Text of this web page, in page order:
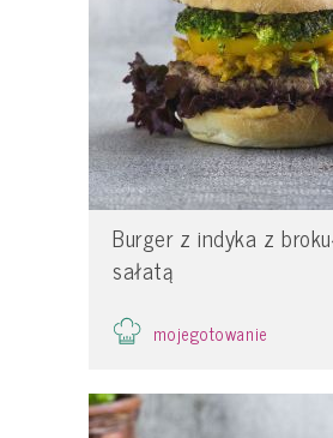
Burger z indyka z
sałatą
mojegotowanie